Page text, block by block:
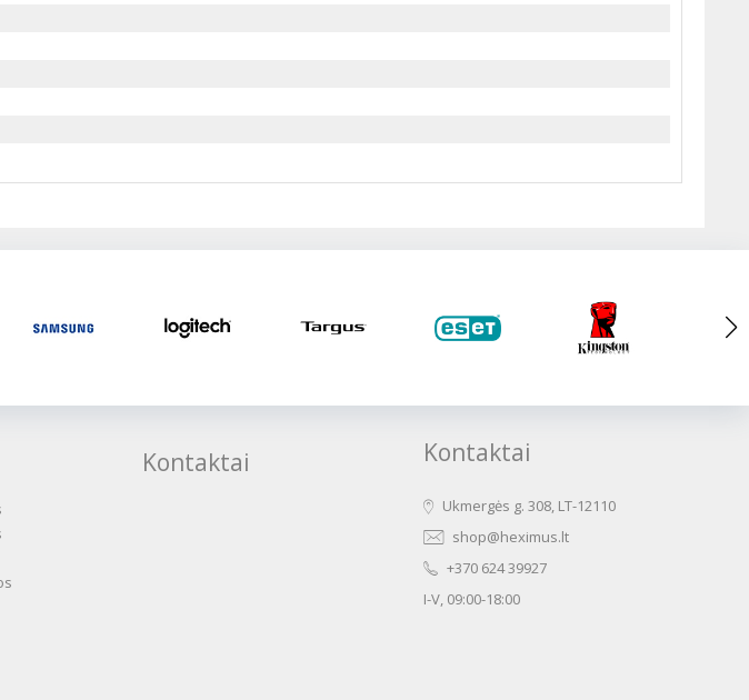
Kontaktai Kontaktai
Ukmergės g. 308, LT-12110
shop@heximus.lt
+370 624 39927
I-V, 09:00-18:00